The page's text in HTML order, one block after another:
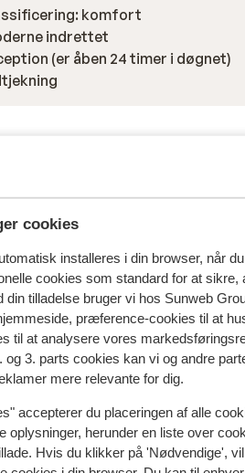
cookies
installeres i din browser, når
cookies som standard for at sikre,
din tilladelse bruger vi hos Sunweb
præference-cookies til at
til at analysere vores
og 3. parts cookies kan vi og andre
mere relevante for dig.
accepterer du placeringen af alle
oplysninger, herunder en liste over
Hvis du klikker på 'Nødvendige',
komfort
indrettet
(er åben 24 timer i døgnet)
med vores produkt.
Mest
Fabelagtig